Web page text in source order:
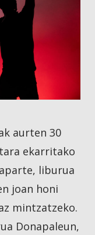
aurten 30
ekarritako
liburua
joan honi
mintzatzeko.
Donapaleun,